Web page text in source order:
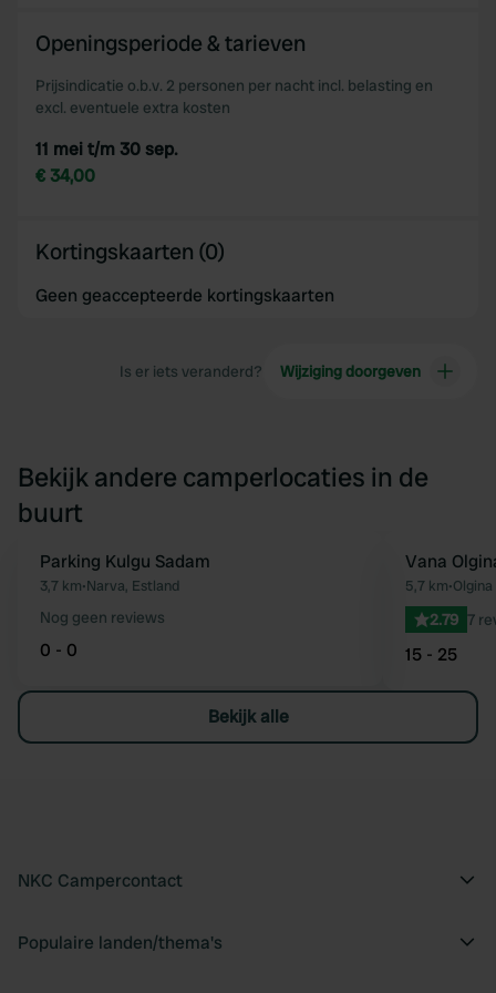
Openingsperiode & tarieven
Prijsindicatie o.b.v. 2 personen per nacht incl. belasting en
excl. eventuele extra kosten
11 mei t/m 30 sep.
€ 34,00
Kortingskaarten (0)
Geen geaccepteerde kortingskaarten
Is er iets veranderd? Wijziging doorgeven
Bekijk andere camperlocaties in de
buurt
Favoriet
Parking Kulgu Sadam
3,7 km•Narva, Estland
Nog geen reviews
0 - 0
Vana
5,7 km•
2.79 7
15 - 25
Bekijk alle
NKC Campercontact
Populaire landen/thema's